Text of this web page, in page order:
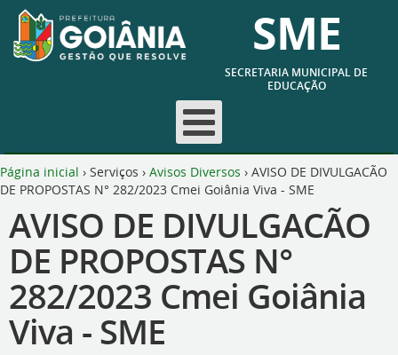
SME
SECRETARIA MUNICIPAL DE
EDUCAÇÃO
Página inicial › Serviços › Avisos Diversos › AVISO DE DIVULGACÃO
DE PROPOSTAS N° 282/2023 Cmei Goiânia Viva - SME
AVISO DE DIVULGACÃO
DE PROPOSTAS N°
282/2023 Cmei Goiânia
Viva - SME